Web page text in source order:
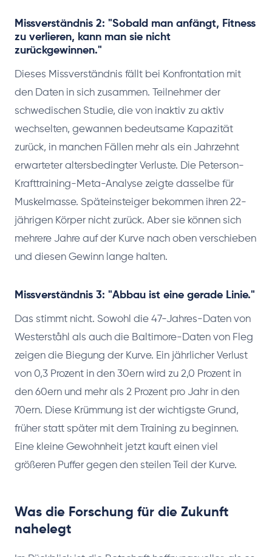
Missverständnis 2: "Sobald man anfängt, Fitness
zu verlieren, kann man sie nicht
zurückgewinnen."
Dieses Missverständnis fällt bei Konfrontation mit
den Daten in sich zusammen. Teilnehmer der
schwedischen Studie, die von inaktiv zu aktiv
wechselten, gewannen bedeutsame Kapazität
zurück, in manchen Fällen mehr als ein Jahrzehnt
erwarteter altersbedingter Verluste. Die Peterson-
Krafttraining-Meta-Analyse zeigte dasselbe für
Muskelmasse. Späteinsteiger bekommen ihren 22-
jährigen Körper nicht zurück. Aber sie können sich
mehrere Jahre auf der Kurve nach oben verschieben
und diesen Gewinn lange halten.
Missverständnis 3: "Abbau ist eine gerade Linie."
Das stimmt nicht. Sowohl die 47-Jahres-Daten von
Westerståhl als auch die Baltimore-Daten von Fleg
zeigen die Biegung der Kurve. Ein jährlicher Verlust
von 0,3 Prozent in den 30ern wird zu 2,0 Prozent in
den 60ern und mehr als 2 Prozent pro Jahr in den
70ern. Diese Krümmung ist der wichtigste Grund,
früher statt später mit dem Training zu beginnen.
Eine kleine Gewohnheit jetzt kauft einen viel
größeren Puffer gegen den steilen Teil der Kurve.
Was die Forschung für die Zukunft
nahelegt